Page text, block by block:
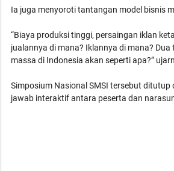
Ia juga menyoroti tantangan model bisnis
“Biaya produksi tinggi, persaingan iklan
jualannya di mana? Iklannya di mana? Dua
massa di Indonesia akan seperti apa?”
Simposium Nasional SMSI tersebut ditutup
jawab interaktif antara peserta dan